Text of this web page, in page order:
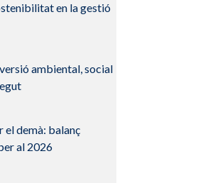
en la gestió
ambiental, social
el demà: balanç
al 2026